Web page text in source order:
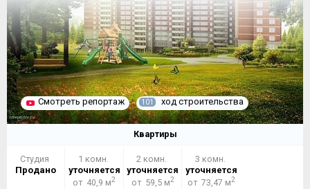
Смотреть репортаж 101 ход строительства
Квартиры
Студия
Продано
1 комн.
уточняется
от 40,9 м2
2 комн.
уточняется
от 59,5 м2
3 комн.
уточняется
от 73,47 м2